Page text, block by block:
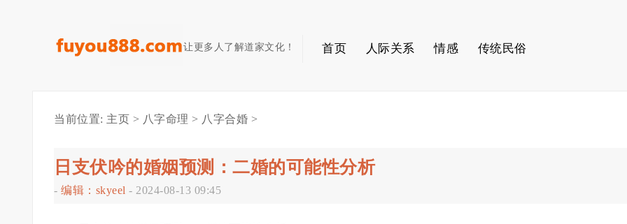
让更多人了解道家文化！ 首页 人际关系 情感 传统民俗
当前位置: 主页 > 八字命理 > 八字合婚 >
日支伏吟的婚姻预测：二婚的可能性分析
- 编辑：skyeel - 2024-08-13 09:45